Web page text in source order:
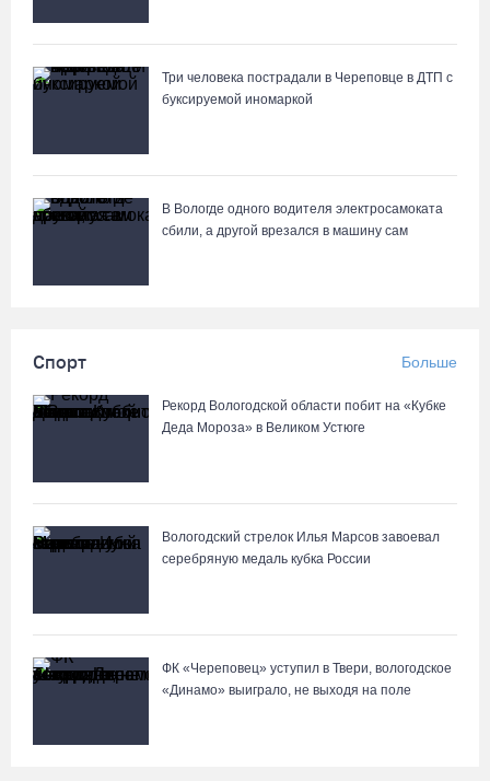
Три человека пострадали в Череповце в ДТП с
буксируемой иномаркой
В Вологде одного водителя электросамоката
сбили, а другой врезался в машину сам
Спорт Больше
Рекорд Вологодской области побит на «Кубке
Деда Мороза» в Великом Устюге
Вологодский стрелок Илья Марсов завоевал
серебряную медаль кубка России
ФК «Череповец» уступил в Твери, вологодское
«Динамо» выиграло, не выходя на поле